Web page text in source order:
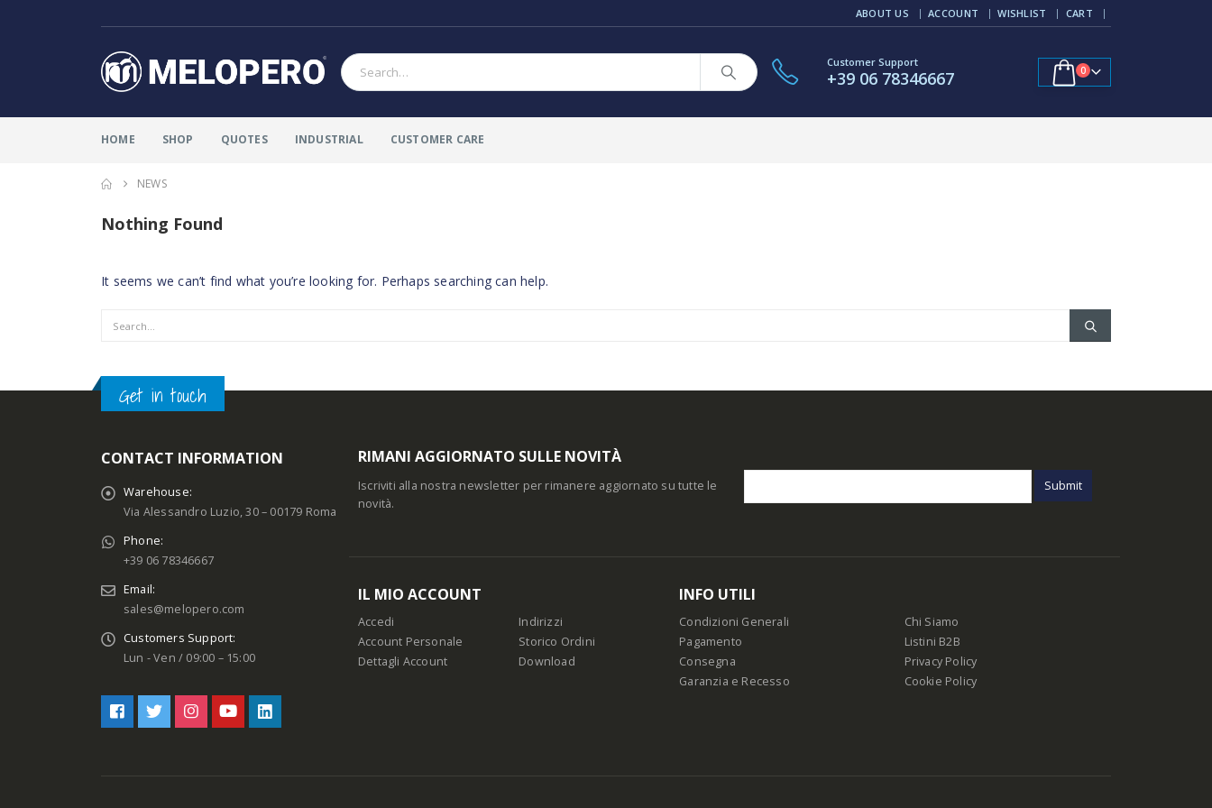
ABOUT US ACCOUNT WISHLIST CART
Customer Support
+39 06 78346667 0
HOME SHOP QUOTES INDUSTRIAL CUSTOMER CARE
NEWS
Nothing Found
It seems we can’t find what you’re looking for. Perhaps searching can help.
Get in touch
CONTACT INFORMATION
Warehouse:
Via Alessandro Luzio, 30 – 00179 Roma
Phone:
+39 06 78346667
Email:
sales@melopero.com
Customers Support:
Lun - Ven / 09:00 – 15:00
RIMANI AGGIORNATO SULLE NOVITÀ
Iscriviti alla nostra newsletter per rimanere aggiornato su tutte le
novità.
IL MIO ACCOUNT
Accedi
Account Personale
Dettagli Account
Indirizzi
Storico Ordini
Download
INFO UTILI
Condizioni Generali
Pagamento
Consegna
Garanzia e Recesso
Chi Siamo
Listini B2B
Privacy Policy
Cookie Policy